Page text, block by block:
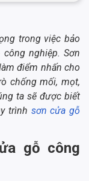
trong việc bảo
nghiệp. Sơn
điểm nhấn cho
chống mối, mọt,
ta sẽ được biết
trình sơn cửa gỗ
gỗ công